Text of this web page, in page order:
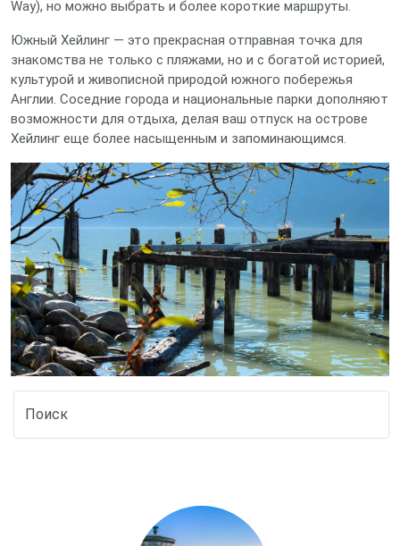
Way), но можно выбрать и более короткие маршруты.
Южный Хейлинг — это прекрасная отправная точка для
знакомства не только с пляжами, но и с богатой историей,
культурой и живописной природой южного побережья
Англии. Соседние города и национальные парки дополняют
возможности для отдыха, делая ваш отпуск на острове
Хейлинг еще более насыщенным и запоминающимся.